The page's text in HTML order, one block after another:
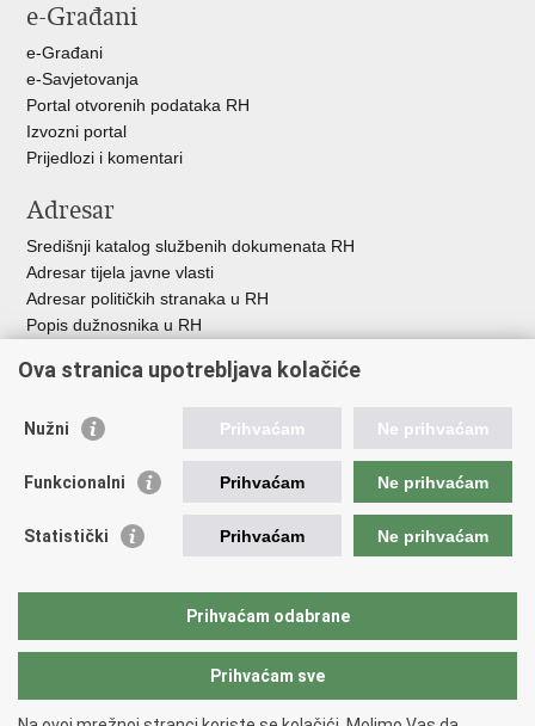
Facebooku
X-
e-Građani
e-Građani
e-Savjetovanja
Portal otvorenih podataka RH
Izvozni portal
Prijedlozi i komentari
Adresar
Središnji katalog službenih dokumenata RH
Adresar tijela javne vlasti
Adresar političkih stranaka u RH
Popis dužnosnika u RH
Pozivi za žurnu pomoć
Važne poveznice
Strukturni i investicijski fondovi
Središnja agencija za financiranje i ugovaranje
Predstavništvo Europske komisije u Hrvatskoj
Europski parlament
Copyright © 2026 Ministarstvo regionalnoga razvoja i fondova Europske
Ova stranica upotrebljava kolačiće
Nužni Prihvaćam Ne prihvaćam
Funkcionalni Prihvaćam Ne prihvaćam
Statistički Prihvaćam Ne prihvaćam
Prihvaćam odabrane
Prihvaćam sve